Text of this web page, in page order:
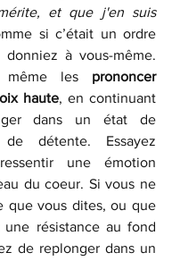
et que j'en suis
si c’était un ordre
à vous-même.
même les prononcer
haute, en continuant
dans un état de
détente. Essayez
une émotion
du coeur. Si vous ne
que vous dites, ou que
une résistance au fond
de replonger dans un